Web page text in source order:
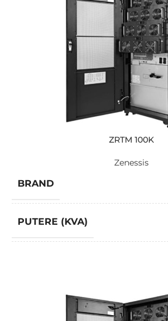
ZRTM 100K
Zenessis
BRAND
PUTERE (KVA)